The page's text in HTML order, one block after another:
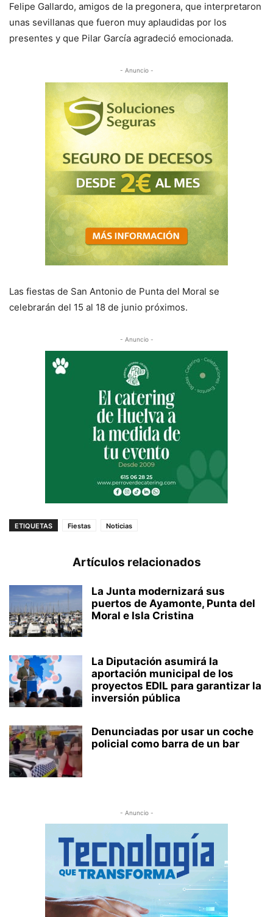
Felipe Gallardo, amigos de la pregonera, que interpretaron
unas sevillanas que fueron muy aplaudidas por los
presentes y que Pilar García agradeció emocionada.
- Anuncio -
Las fiestas de San Antonio de Punta del Moral se
celebrarán del 15 al 18 de junio próximos.
- Anuncio -
ETIQUETAS Fiestas Noticias
Artículos relacionados
La Junta modernizará sus
puertos de Ayamonte, Punta del
Moral e Isla Cristina
La Diputación asumirá la
aportación municipal de los
proyectos EDIL para garantizar la
inversión pública
Denunciadas por usar un coche
policial como barra de un bar
- Anuncio -